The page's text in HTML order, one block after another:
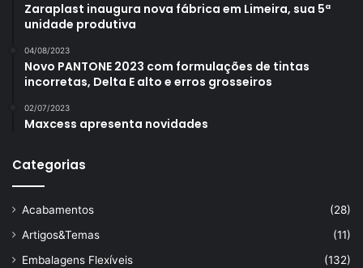
Zaraplast inaugura nova fábrica em Limeira, sua 5ª
unidade produtiva
04/08/2023
Novo PANTONE 2023 com formulações de tintas
incorretas, Delta E alto e erros grosseiros
02/07/2023
Maxcess apresenta novidades
Categorias
Acabamentos
(28)
Artigos&Temas
(11)
Embalagens Flexíveis
(132)